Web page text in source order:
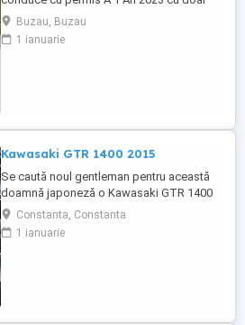
5000km Stare impecabila , fara cazaturi
ITP valabil pana in noiembrie 2027 Revizii
si schimb de ulei in service autorizat
Buzau, Buzau
1 ianuarie
Kawasaki GTR 1400 2015
Se caută noul gentleman pentru această
doamnă japoneză o Kawasaki GTR 1400
care încă întoarce priviri și iubește
kilometrii. A fost răsfățată, întreținută la
timp și tratată cu respect. O dau doar
Constanta, Constanta
1 ianuarie